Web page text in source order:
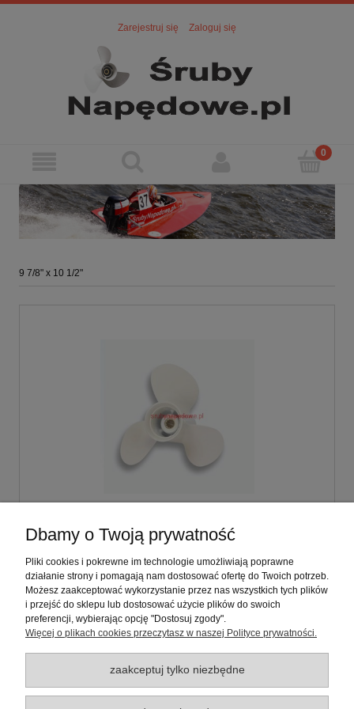
Zarejestruj się Zaloguj się
9 7/8" x 10 1/2"
Śruba napędowa 9 7/8 x 10 1/2
Yamaha:20,25,30 KM Typ: Y30
440,00 zł
zawiera 23% VAT, bez kosztów dostawy
do koszyka
Warunki zakupów
Dbamy o Twoją prywatność
Pliki cookies i pokrewne im technologie umożliwiają poprawne
działanie strony i pomagają nam dostosować ofertę do Twoich potrzeb.
Możesz zaakceptować wykorzystanie przez nas wszystkich tych plików
i przejść do sklepu lub dostosować użycie plików do swoich
preferencji, wybierając opcję "Dostosuj zgody".
Więcej o plikach cookies przeczytasz w naszej Polityce prywatności.
zaakceptuj tylko niezbędne